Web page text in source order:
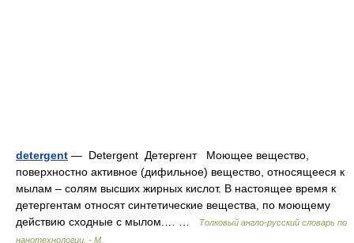
detergent — Detergent Детергент Моющее вещество,
поверхностно активное (дифильное) вещество, относящееся к
мылам – солям высших жирных кислот. В настоящее время к
детергентам относят синтетические вещества, по моющему
действию сходные с мылом.… …
Толковый англо-русский словарь по
нанотехнологии. - М.